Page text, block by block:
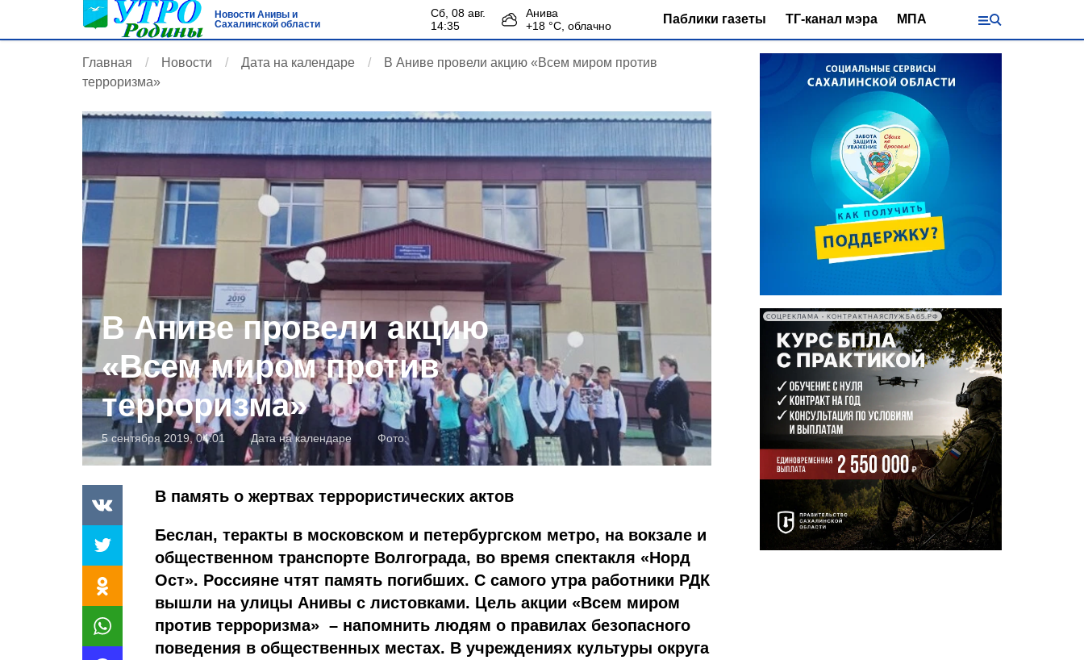
Новости Анивы и
Сахалинской области
сб, 08 авг.
14:35
Анива
+18 °С, облачно Паблики газеты ТГ-канал мэра МПА
Главная Новости Дата на календаре
В Аниве провели акцию «Всем миром против
терроризма»
В Аниве провели акцию
«Всем миром против
терроризма»
5 сентября 2019, 04:01 Дата на календаре Фото:
В память о жертвах террористических актов
Беслан, теракты в московском и петербургском метро, на вокзале и
общественном транспорте Волгограда, во время спектакля «Норд
Ост». Россияне чтят память погибших. С самого утра работники РДК
вышли на улицы Анивы с листовками. Цель акции «Всем миром
против терроризма» – напомнить людям о правилах безопасного
поведения в общественных местах. В учреждениях культуры округа
СОЦРЕКЛАМА • КОНТРАКТНАЯСЛУЖБА65.РФ